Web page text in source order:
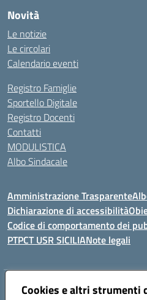
Cookies e altri strumenti
Novità
Le notizie
Le circolari
Calendario eventi
Registro Famiglie
Sportello Digitale
Registro Docenti
Contatti
MODULISTICA
Albo Sindacale
Amministrazione Trasparente
Dichiarazione di accessibilità
Codice di comportamento dei
PTPCT USR SICILIANote legali
Indirizzo:Via Enrico Fermi, 4 - Cefalù